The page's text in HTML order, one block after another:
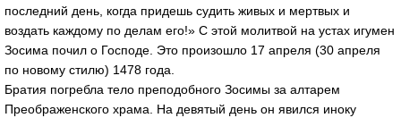
последний день, когда придешь судить живых и мертвых и
воздать каждому по делам его!» С этой молитвой на устах игумен
Зосима почил о Господе. Это произошло 17 апреля (30 апреля
по новому стилю) 1478 года.
Братия погребла тело преподобного Зосимы за алтарем
Преображенского храма. На девятый день он явился иноку